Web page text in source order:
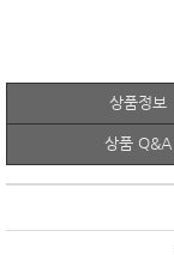
상품정보
상품 Q&A